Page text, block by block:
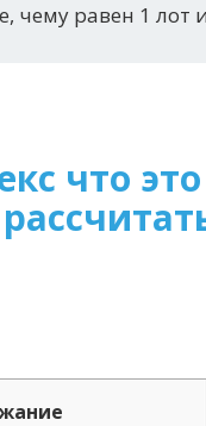
чему равен 1
что